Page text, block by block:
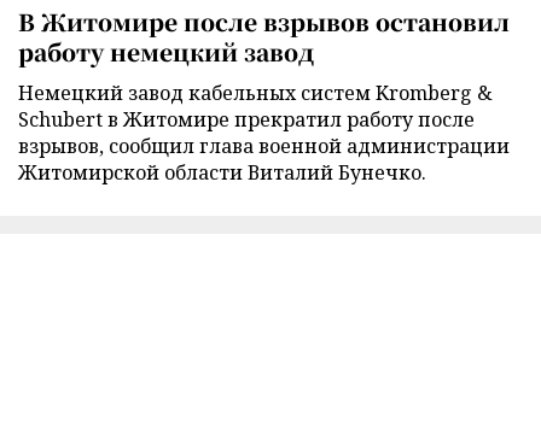
В Житомире после взрывов остановил
работу немецкий завод
Немецкий завод кабельных систем Kromberg &
Schubert в Житомире прекратил работу после
взрывов, сообщил глава военной администрации
Житомирской области Виталий Бунечко.